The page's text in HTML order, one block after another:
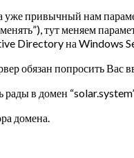
уже привычный нам
тут меняем
Directory на Windows
обязан попросить
рады в домен
домена.